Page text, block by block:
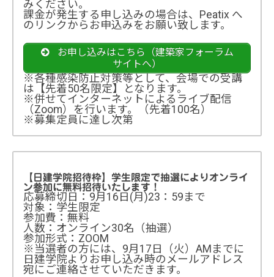
みください。
課金が発生する申し込みの場合は、Peatix へ
のリンクからお申込みをお願い致します。
お申し込みはこちら（建築家フォーラム
サイトへ）
※各種感染防止対策等として、会場での受講
は【先着50名限定】となります。
※併せてインターネットによるライブ配信
（Zoom）を行います。（先着100名）
※募集定員に達し次第
【日建学院招待枠】学生限定で抽選によりオンライ
ン参加に無料招待いたします！
応募締切日：9月16日(月)23：59まで
対象：学生限定
参加費：無料
人数：オンライン30名（抽選）
参加形式：ZOOM
※当選者の方には、9月17日（火）AMまでに
日建学院よりお申し込み時のメールアドレス
宛にご連絡させていただきます。